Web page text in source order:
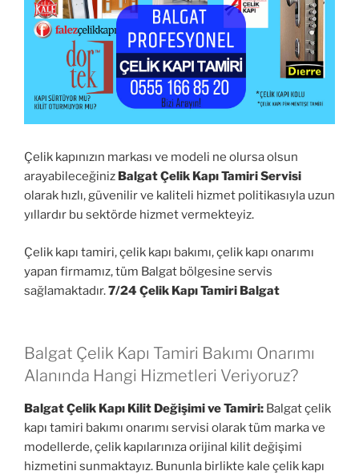
Çelik kapınızın markası ve modeli ne olursa olsun
arayabileceğiniz Balgat Çelik Kapı Tamiri Servisi
olarak hızlı, güvenilir ve kaliteli hizmet politikasıyla uzun
yıllardır bu sektörde hizmet vermekteyiz.
Çelik kapı tamiri, çelik kapı bakımı, çelik kapı onarımı
yapan firmamız, tüm Balgat bölgesine servis
sağlamaktadır.7/24 Çelik Kapı Tamiri Balgat
Balgat Çelik Kapı Tamiri Bakımı Onarımı
Alanında Hangi Hizmetleri Veriyoruz?
Balgat Çelik Kapı Kilit Değişimi ve Tamiri: Balgat çelik
kapı tamiri bakımı onarımı servisi olarak tüm marka ve
modellerde, çelik kapılarınıza orijinal kilit değişimi
hizmetini sunmaktayız. Bununla birlikte kale çelik kapı